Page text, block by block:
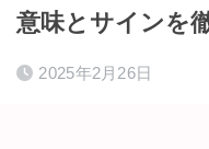
意味とサインを
2025年2月26日